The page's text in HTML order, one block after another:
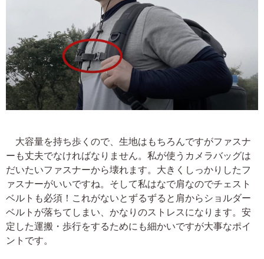
大容量を持ち歩くので、生地はもちろんですがファスナ
ーも丈夫でなければなりません。私が使うカメラバッグは
だいたいファスナーから壊れます。大きくしっかりしたフ
ァスナーがいいですね。そして私はなで肩なのでチェスト
ベルトも必須！これがないとずるずると肩からショルダー
ベルトが落ちてしまい、かなりのストレスになります。安
定した運搬・歩行をするためにも細かいですが大事なポイ
ントです。